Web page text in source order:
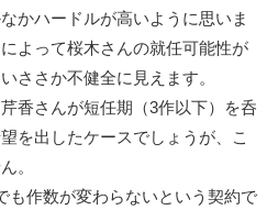
かハードルが高いように思いま
よって桜木さんの就任可能性が
ささか不健全に見えます。
香さんが短任期（3作以下）を呑
を出したケースでしょうが、こ
。
も作数が変わらないという契約で